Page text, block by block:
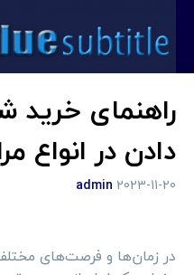
راهنمای خرید
دادن در انواع
admin 2023-11-20
در زمان‌ها و فرصت‌های